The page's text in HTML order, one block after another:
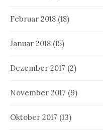
Februar 2018 (18)
Januar 2018 (15)
Dezember 2017 (2)
November 2017 (9)
Oktober 2017 (13)